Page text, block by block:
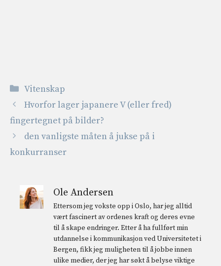
Kategorier
Vitenskap
Hvorfor lager japanere V (eller fred)
fingertegnet på bilder?
den vanligste måten å jukse på i
konkurranser
Ole Andersen
Ettersom jeg vokste opp i Oslo, har jeg alltid
vært fascinert av ordenes kraft og deres evne
til å skape endringer. Etter å ha fullført min
utdannelse i kommunikasjon ved Universitetet i
Bergen, fikk jeg muligheten til å jobbe innen
ulike medier, der jeg har søkt å belyse viktige